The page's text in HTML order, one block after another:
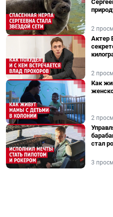
2
Актер
2
Как
2
стал
3